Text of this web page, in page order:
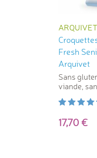
ARQUIVET
Fresh
Arquivet
Sans
viande,
artificiels
17,70